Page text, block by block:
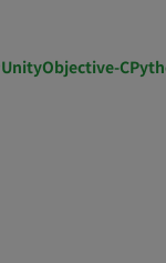
UnityObjective-C